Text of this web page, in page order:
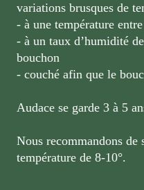
variations brusques de
- à une température
- à un taux d’humidité
bouchon
- couché afin que le
Audace se garde 3 à 5
Nous recommandons de
température de 8-10°.